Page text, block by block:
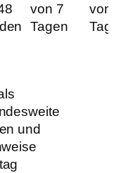
von 7
Tagen
und